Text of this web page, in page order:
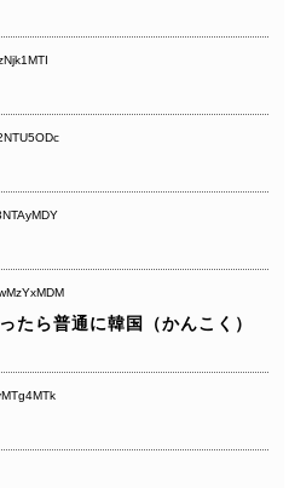
たら普通に韓国（かんこく）